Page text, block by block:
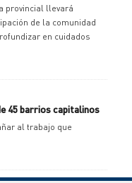
provincial llevará
de la comunidad
en cuidados
45 barrios capitalinos
al trabajo que